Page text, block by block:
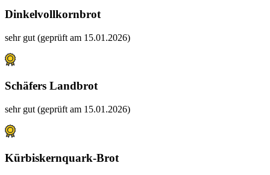
Dinkelvollkornbrot
sehr gut (geprüft am 15.01.2026)
Schäfers Landbrot
sehr gut (geprüft am 15.01.2026)
Kürbiskernquark-Brot